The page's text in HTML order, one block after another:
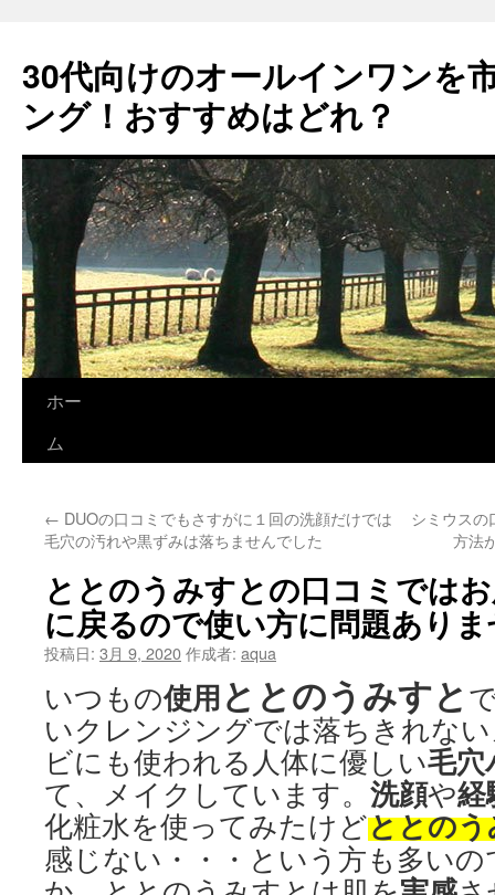
テ
ン
ツ
へ
ッ
プ
30代向けのオールインワンを
ング！おすすめはどれ？
ホー
ム
← DUOの口コミでもさすがに１回の洗顔だけでは
毛穴の汚れや黒ずみは落ちませんでした
シミウスの
方法
ととのうみすとの口コミでは
に戻るので使い方に問題あり
投稿日: 3月 9, 2020作成者: aqua
いつもの使用ととのうみすと
いクレンジングでは落ちきれな
ビにも使われる人体に優しい毛穴
て、メイクしています。 洗顔や経
化粧水を使ってみたけどととの
感じない・・・という方も多い